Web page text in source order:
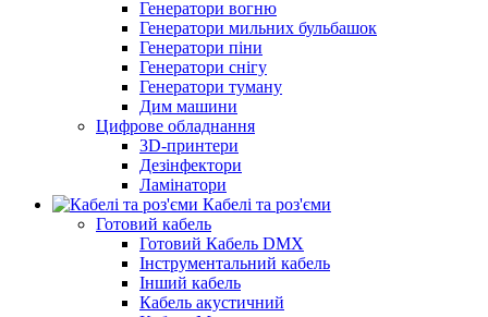
Генератори вогню
Генератори мильних бульбашок
Генератори піни
Генератори снігу
Генератори туману
Дим машини
Цифрове обладнання
3D-принтери
Дезінфектори
Ламінатори
Кабелі та роз'єми
Готовий кабель
Готовий Кабель DMX
Інструментальний кабель
Інший кабель
Кабель акустичний